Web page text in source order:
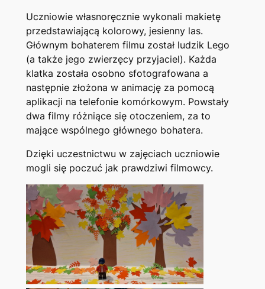
Uczniowie własnoręcznie wykonali makietę
przedstawiającą kolorowy, jesienny las.
Głównym bohaterem filmu został ludzik Lego
(a także jego zwierzęcy przyjaciel). Każda
klatka została osobno sfotografowana a
następnie złożona w animację za pomocą
aplikacji na telefonie komórkowym. Powstały
dwa filmy różniące się otoczeniem, za to
mające wspólnego głównego bohatera.
Dzięki uczestnictwu w zajęciach uczniowie
mogli się poczuć jak prawdziwi filmowcy.